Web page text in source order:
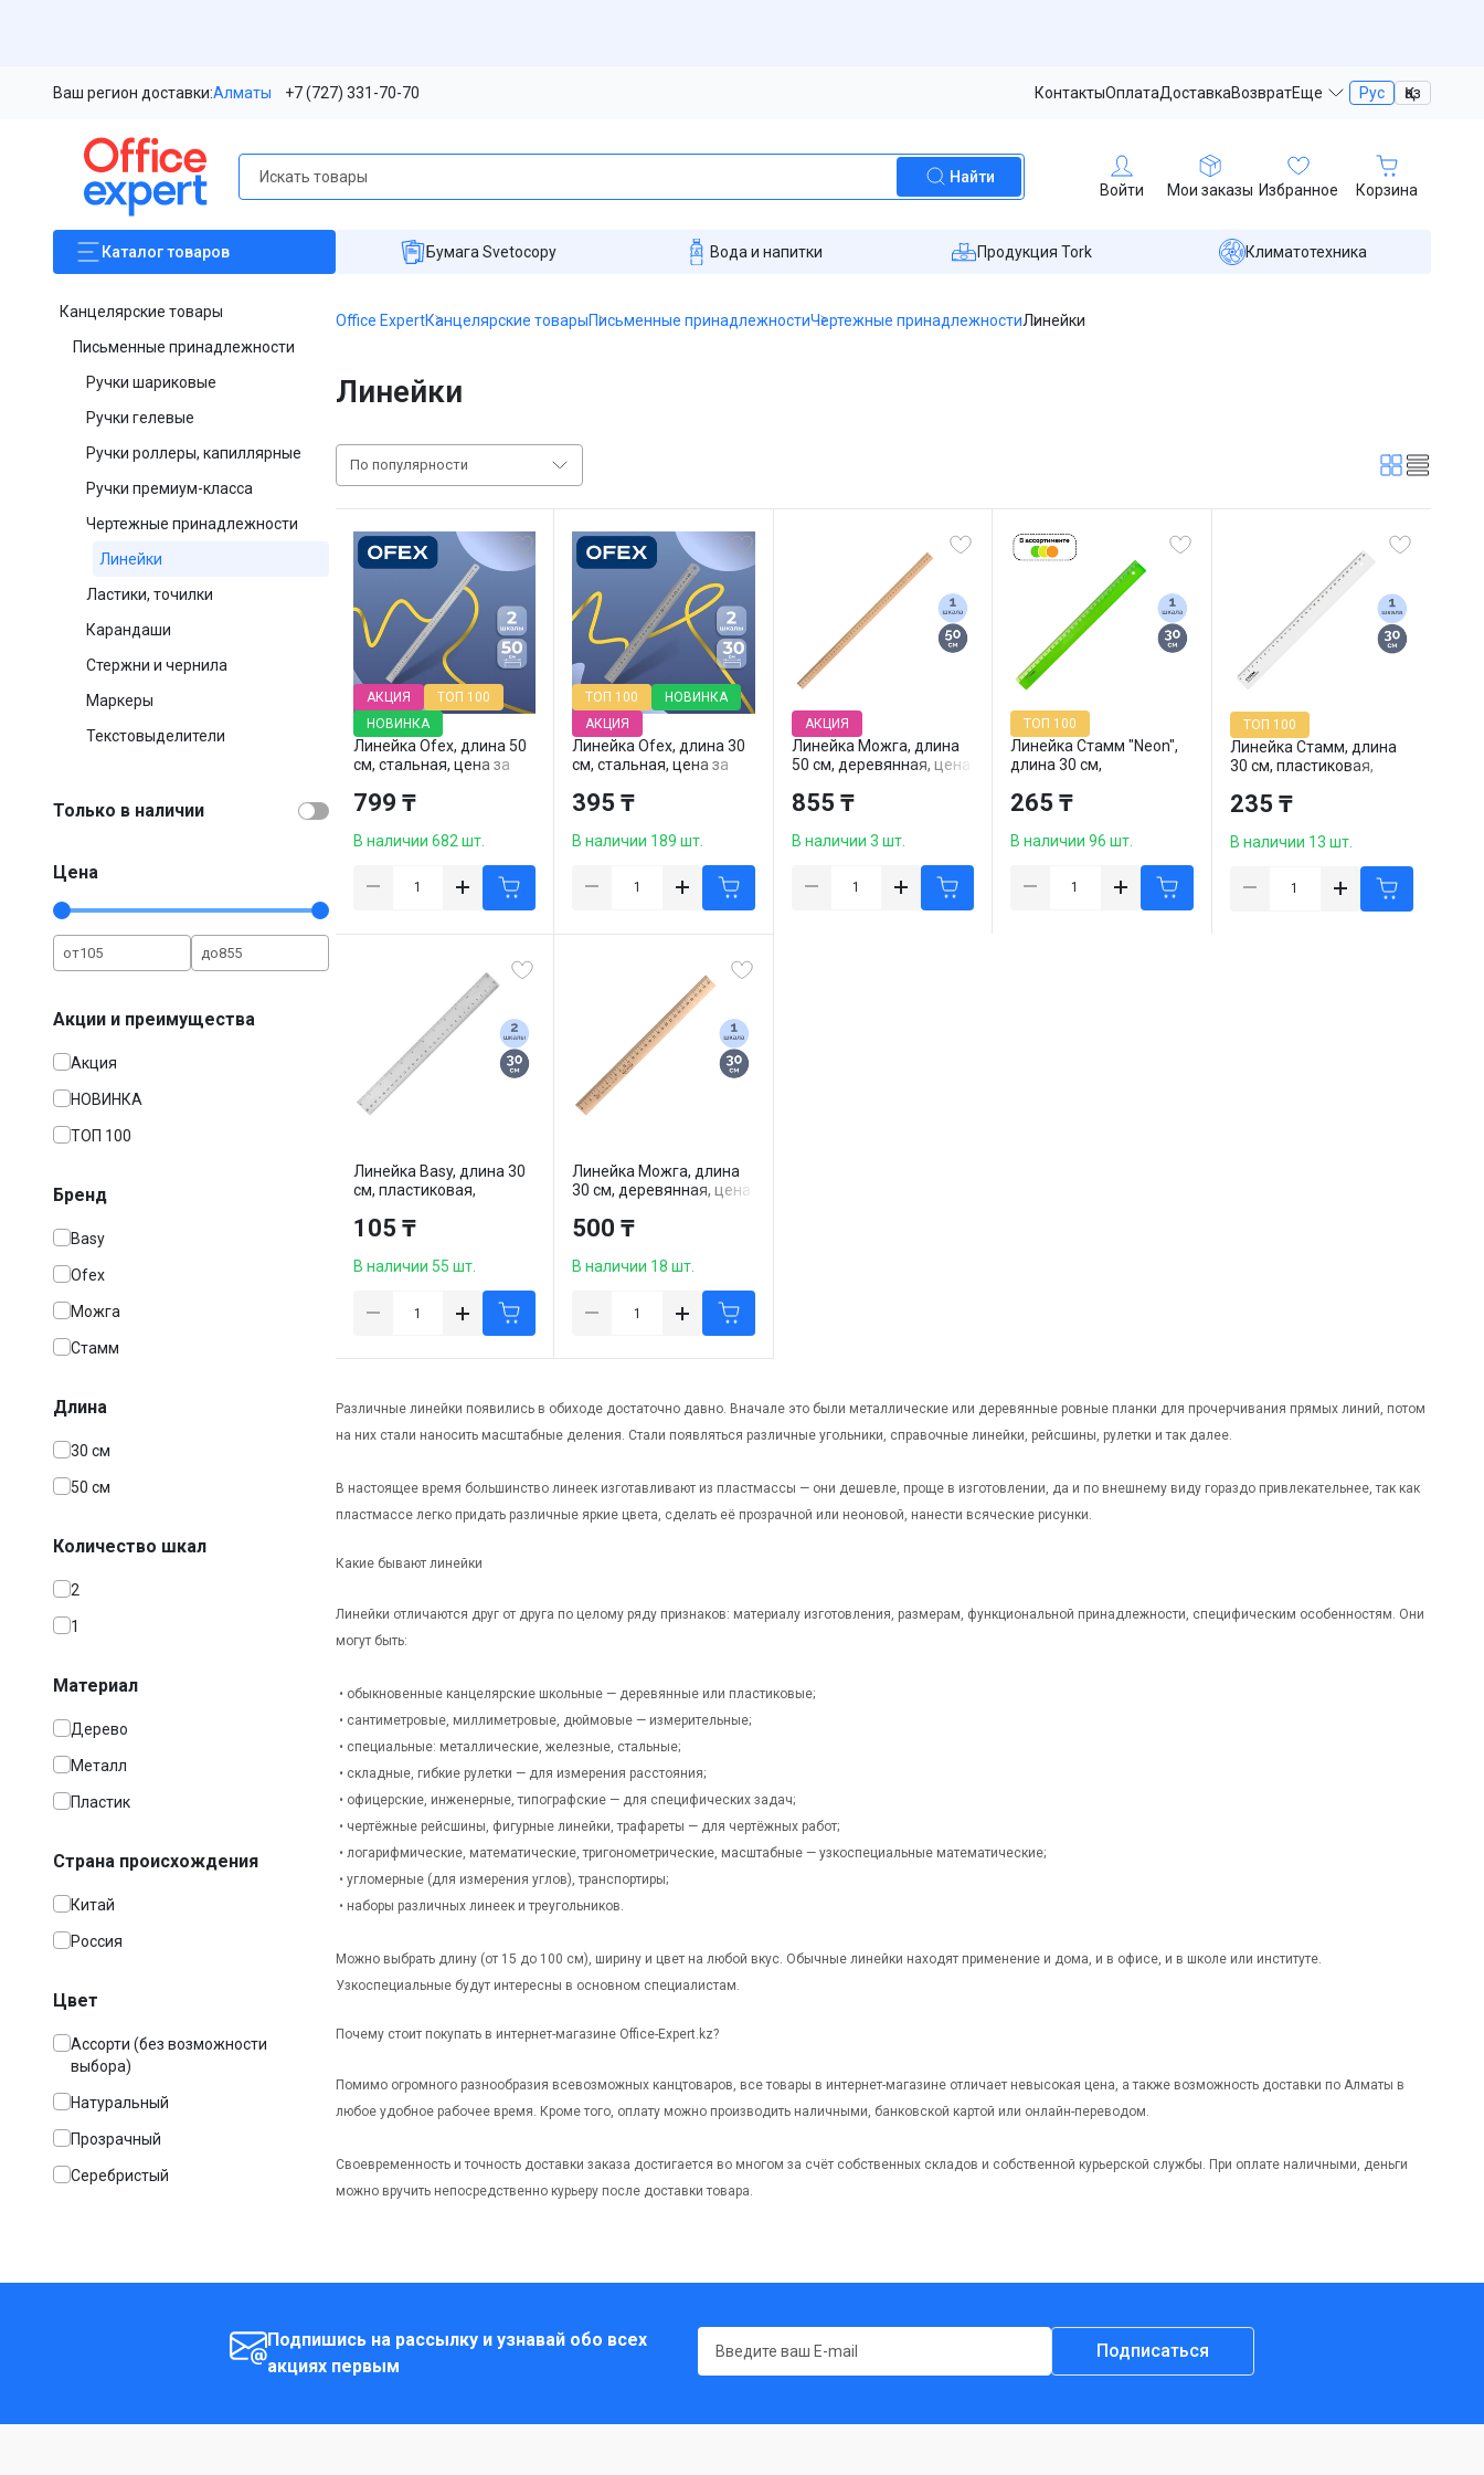
Ваш регион доставки:Алматы +7 (727) 331-70-70 КонтактыОплатаДоставкаВозвратЕще Рус Қаз
Найти
Войти Мои заказы Избранное Корзина
Каталогтоваров Бумага Svetocopy Вода и напитки Продукция Tork Климатотехника
Канцелярские товары
Письменные принадлежности
Ручки шариковые
Ручки гелевые
Ручки роллеры, капиллярные
Ручки премиум-класса
Чертежные принадлежности
Линейки
Ластики, точилки
Карандаши
Стержни и чернила
Маркеры
Текстовыделители
Только в наличии
Цена
от до
Акции и преимущества
Акция
НОВИНКА
ТОП 100
Бренд
Basy
Ofex
Можга
Стамм
Длина
30 см
50 см
Количество шкал
2
1
Материал
Дерево
Металл
Пластик
Страна происхождения
Китай
Россия
Цвет
Ассорти (без возможности
выбора)
Натуральный
Прозрачный
Серебристый
Office ExpertКанцелярские товарыПисьменные принадлежностиЧертежные принадлежностиЛинейки
Линейки
По популярности
Линейка Ofex, длина 50
см, стальная, цена за
АКЦИЯ
ТОП 100
НОВИНКА
799 ₸
В наличии 682 шт.
Линейка Ofex, длина 30
см, стальная, цена за
ТОП 100
НОВИНКА
АКЦИЯ
395 ₸
В наличии 189 шт.
Линейка Можга, длина
50 см, деревянная, цена
АКЦИЯ
855 ₸
В наличии 3 шт.
Линейка Стамм "Neon",
длина 30 см,
цена за штуку
ТОП 100
265 ₸
В наличии 96 шт.
Линейка Стамм, длина
30 см, пластиковая,
штуку
ТОП 100
235 ₸
В наличии 13 шт.
Линейка Basy, длина 30
см, пластиковая,
штуку
105 ₸
В наличии 55 шт.
Линейка Можга, длина
30 см, деревянная, цена
500 ₸
В наличии 18 шт.
Различные линейки появились в обиходе достаточно давно. Вначале это были металлические или деревянные ровные планки для прочерчивания прямых линий, потом
на них стали наносить масштабные деления. Стали появляться различные угольники, справочные линейки, рейсшины, рулетки и так далее.
В настоящее время большинство линеек изготавливают из пластмассы — они дешевле, проще в изготовлении, да и по внешнему виду гораздо привлекательнее, так как
пластмассе легко придать различные яркие цвета, сделать её прозрачной или неоновой, нанести всяческие рисунки.
Какие бывают линейки
Линейки отличаются друг от друга по целому ряду признаков: материалу изготовления, размерам, функциональной принадлежности, специфическим особенностям. Они
могут быть:
• обыкновенные канцелярские школьные — деревянные или пластиковые;
• сантиметровые, миллиметровые, дюймовые — измерительные;
• специальные: металлические, железные, стальные;
• складные, гибкие рулетки — для измерения расстояния;
• офицерские, инженерные, типографские — для специфических задач;
• чертёжные рейсшины, фигурные линейки, трафареты — для чертёжных работ;
• логарифмические, математические, тригонометрические, масштабные — узкоспециальные математические;
• угломерные (для измерения углов), транспортиры;
• наборы различных линеек и треугольников.
Можно выбрать длину (от 15 до 100 см), ширину и цвет на любой вкус. Обычные линейки находят применение и дома, и в офисе, и в школе или институте.
Узкоспециальные будут интересны в основном специалистам.
Почему стоит покупать в интернет-магазине Office-Expert.kz?
Помимо огромного разнообразия всевозможных канцтоваров, все товары в интернет-магазине отличает невысокая цена, а также возможность доставки по Алматы в
любое удобное рабочее время. Кроме того, оплату можно производить наличными, банковской картой или онлайн-переводом.
Своевременность и точность доставки заказа достигается во многом за счёт собственных складов и собственной курьерской службы. При оплате наличными, деньги
можно вручить непосредственно курьеру после доставки товара.
Подпишись на рассылку и узнавай обо всех
акциях первым
Подписаться